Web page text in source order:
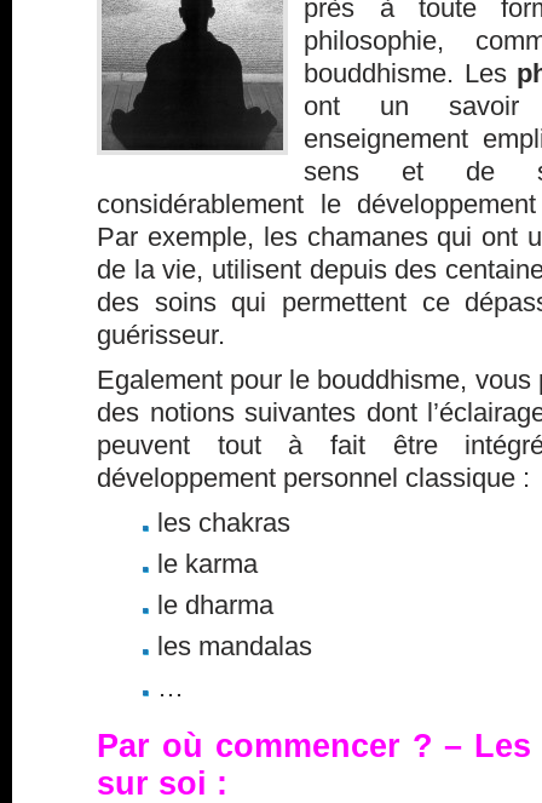
près à toute
philosophie,
bouddhisme. Les
ont un savoir
enseignement
sens et de
considérablement le
Par exemple, les chamanes qui ont
de la vie, utilisent depuis des
des soins qui permettent ce
guérisseur.
Egalement pour le bouddhisme, vous
des notions suivantes dont
peuvent tout à fait être
développement personnel classique :
les chakras
le karma
le dharma
les mandalas
…
Par où commencer ? –
sur soi :